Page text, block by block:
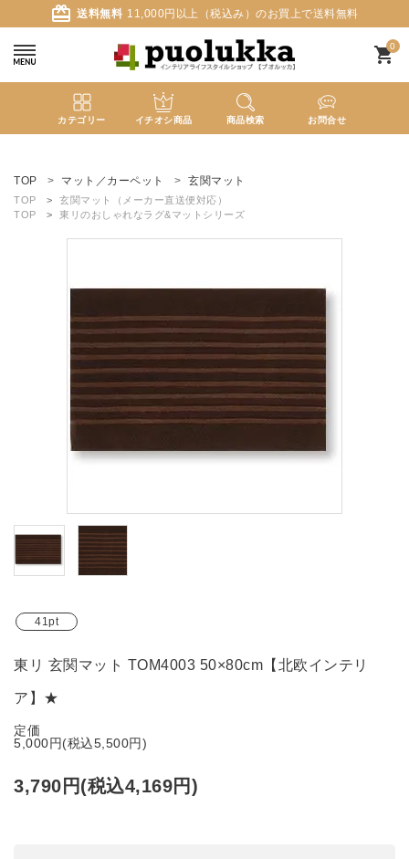
card_giftcard 送料無料 11,000円以上（税込み）のお買上で送料無料
0
shopping_cart
カテゴリー イチオシ商品 商品検索 お問合せ
ようこそ ゲスト 様
search
新着商品
カテゴリーから探す
ブランド
TOP マット／カーペット 玄関マット
TOP
玄関マット（メーカー直送便対応）
TOP
東リのおしゃれなラグ&マットシリーズ
41pt
東リ 玄関マット TOM4003 50×80cm【北欧インテリ
ア】★
定価
5,000円(税込5,500円)
3,790円(税込4,169円)